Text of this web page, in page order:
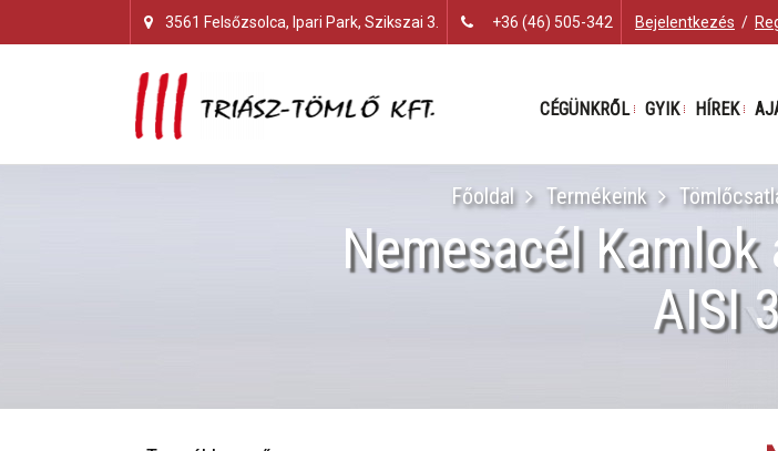
3561 Felsőzsolca, Ipari Park, Szikszai 3. +36 (46) 505-342 Bejelentkezés /
CÉGÜNKRŐL GYIK HÍREK
Főoldal Termékeink
Nemesacél
AISI